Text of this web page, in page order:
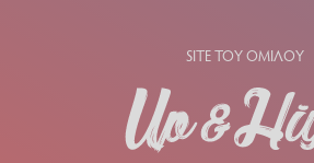
SITE ΤΟΥ ΟΜΙΛΟΥ